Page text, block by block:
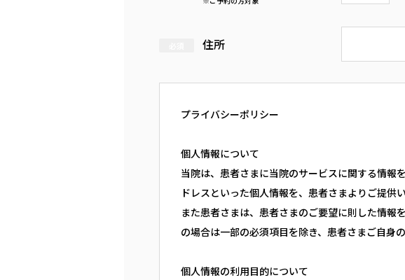
住所
プライバシーポリシー
個人情報について
当院は、患者さまに当院のサービスに関する情
ドレスといった個人情報を、患者さまよりご提供い
また患者さまは、患者さまのご要望に則した情報
の場合は一部の必須項目を除き、患者さまご自身
個人情報の利用目的について